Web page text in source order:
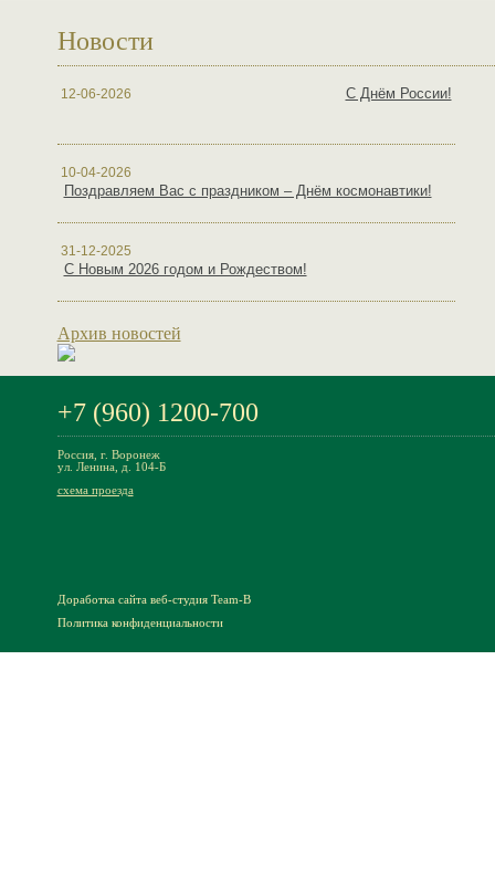
Новости
12-06-2026 С Днём России!
10-04-2026
Поздравляем Вас с праздником – Днём космонавтики!
31-12-2025
С Новым 2026 годом и Рождеством!
Архив новостей
+7 (960) 1200-700
Россия, г. Воронеж
ул. Ленина, д. 104-Б
схема проезда
Доработка сайтавеб-студия Team-B
Политика конфиденциальности